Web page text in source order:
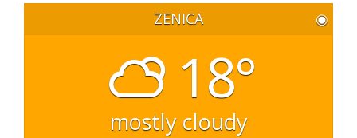
ZENICA ◉
18°
mostly cloudy